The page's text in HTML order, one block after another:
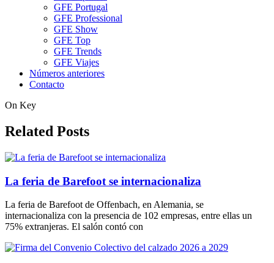
GFE Portugal
GFE Professional
GFE Show
GFE Top
GFE Trends
GFE Viajes
Números anteriores
Contacto
On Key
Related Posts
La feria de Barefoot se internacionaliza
La feria de Barefoot de Offenbach, en Alemania, se
internacionaliza con la presencia de 102 empresas, entre ellas un
75% extranjeras. El salón contó con